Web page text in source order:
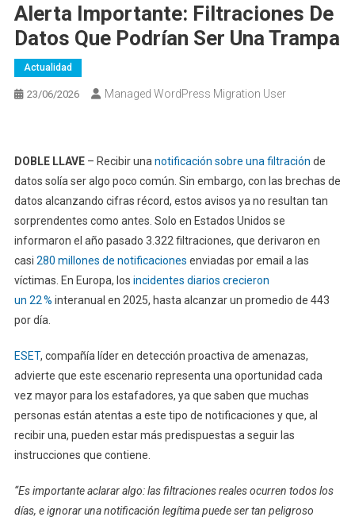
Alerta Importante: Filtraciones De
Datos Que Podrían Ser Una Trampa
Actualidad
23/06/2026 Managed WordPress Migration User
DOBLE LLAVE– Recibir una notificación sobre una filtración de
datos solía ser algo poco común. Sin embargo, con las brechas de
datos alcanzando cifras récord, estos avisos ya no resultan tan
sorprendentes como antes. Solo en Estados Unidos se
informaron el año pasado 3.322 filtraciones, que derivaron en
casi 280 millones de notificaciones enviadas por email a las
víctimas. En Europa, los incidentes diarios crecieron
un 22 % interanual en 2025, hasta alcanzar un promedio de 443
por día.
ESET, compañía líder en detección proactiva de amenazas,
advierte que este escenario representa una oportunidad cada
vez mayor para los estafadores, ya que saben que muchas
personas están atentas a este tipo de notificaciones y que, al
recibir una, pueden estar más predispuestas a seguir las
instrucciones que contiene.
“Es importante aclarar algo: las filtraciones reales ocurren todos los
días, e ignorar una notificación legítima puede ser tan peligroso